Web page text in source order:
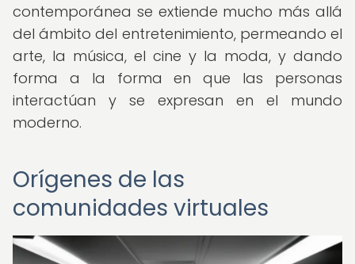
contemporánea se extiende mucho más allá
del ámbito del entretenimiento, permeando el
arte, la música, el cine y la moda, y dando
forma a la forma en que las personas
interactúan y se expresan en el mundo
moderno.
Orígenes de las
comunidades virtuales